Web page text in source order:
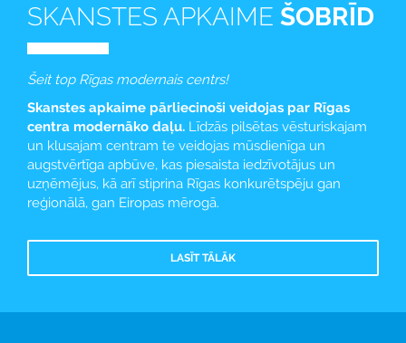
SKANSTES APKAIME ŠOBRĪD
Šeit top Rīgas modernais centrs!
Skanstes apkaime pārliecinoši veidojas par Rīgas
centra modernāko daļu. Līdzās pilsētas vēsturiskajam
un klusajam centram te veidojas mūsdienīga un
augstvērtīga apbūve, kas piesaista iedzīvotājus un
uzņēmējus, kā arī stiprina Rīgas konkurētspēju gan
reģionālā, gan Eiropas mērogā.
LASĪT TĀLĀK